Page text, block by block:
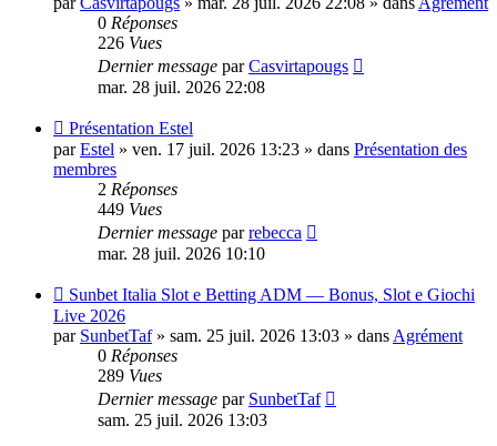
0 Réponses
226 Vues
Dernier message parCasvirtapougs
mar. 28 juil. 2026 22:08
Nouveau
message
Présentation Estel
parEstel » ven. 17 juil. 2026 13:23 » dans Présentation des
membres
2 Réponses
449 Vues
Dernier message parrebecca
mar. 28 juil. 2026 10:10
Nouveau
message
Sunbet Italia Slot e Betting ADM — Bonus, Slot e Giochi
Live 2026
par SunbetTaf» sam. 25 juil. 2026 13:03 » dans Agrément
0 Réponses
289 Vues
Dernier message par SunbetTaf
sam. 25 juil. 2026 13:03